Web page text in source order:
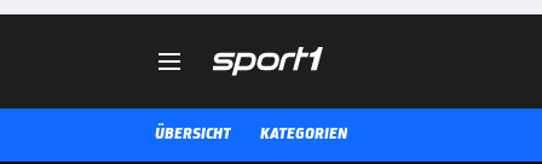

ÜBERSICHT KATEGORIEN